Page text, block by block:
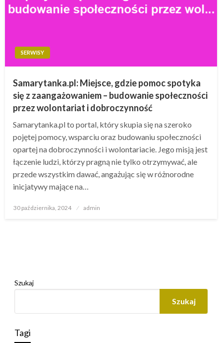
SERWISY
Samarytanka.pl: Miejsce, gdzie pomoc spotyka
się z zaangażowaniem – budowanie społeczności
przez wolontariat i dobroczynność
Samarytanka.pl to portal, który skupia się na szeroko
pojętej pomocy, wsparciu oraz budowaniu społeczności
opartej na dobroczynności i wolontariacie. Jego misją jest
łączenie ludzi, którzy pragną nie tylko otrzymywać, ale
przede wszystkim dawać, angażując się w różnorodne
inicjatywy mające na…
Opublikowane
30 października, 2024 admin
Szukaj
Szukaj
Tagi